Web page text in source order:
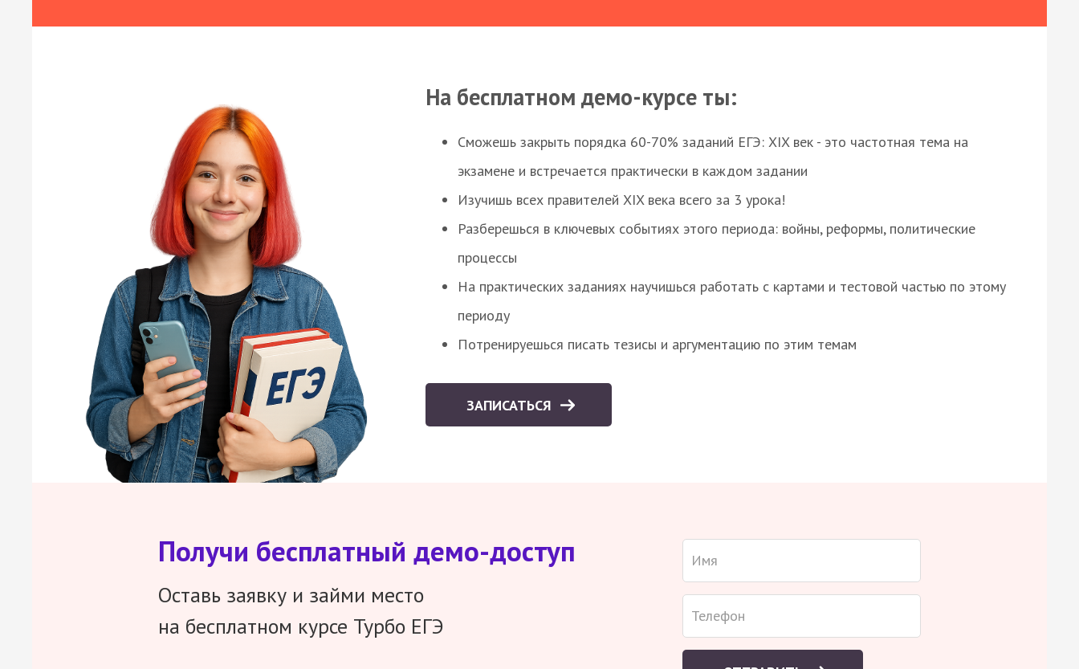
На бесплатном демо-курсе ты:
Сможешь закрыть порядка 60-70% заданий ЕГЭ: XIX век - это частотная тема на
экзамене и встречается практически в каждом задании
Изучишь всех правителей XIX века всего за 3 урока!
Разберешься в ключевых событиях этого периода: войны, реформы, политические
процессы
На практических заданиях научишься работать с картами и тестовой частью по этому
периоду
Потренируешься писать тезисы и аргументацию по этим темам
ЗАПИСАТЬСЯ
Получи бесплатный демо-доступ
Оставь заявку и займи место
на бесплатном курсе Турбо ЕГЭ